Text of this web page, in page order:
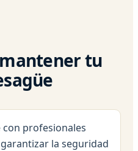
tu
profesionales
la seguridad